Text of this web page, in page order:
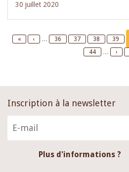
30 juillet 2020
First
«
Previous
‹ … Page
36 Page
37 Page
38 Page
39
Page
44 …
Next
›
Inscription à la newsletter
Plus d'informations ?